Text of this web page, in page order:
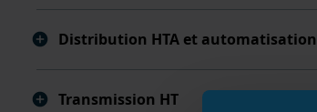
Distribution HTA et automatisation
Transmission HT